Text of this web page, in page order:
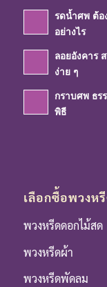
รดน้ำศพ ต้อ
อย่างไร
ลอยอังคาร
ง่าย ๆ
กราบศพ ธร
พิธี
เลือกซื้อพวงห
พวงหรีดดอกไม้สด
พวงหรีดผ้า
พวงหรีดพัดลม